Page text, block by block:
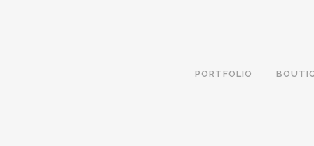
PORTFOLIO